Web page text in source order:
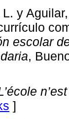
y
escolar
,
]